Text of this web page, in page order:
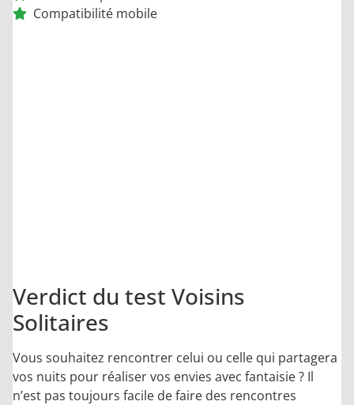
Compatibilité mobile
Verdict du test Voisins
Solitaires
Vous souhaitez rencontrer celui ou celle qui partagera
vos nuits pour réaliser vos envies avec fantaisie ? Il
n’est pas toujours facile de faire des rencontres